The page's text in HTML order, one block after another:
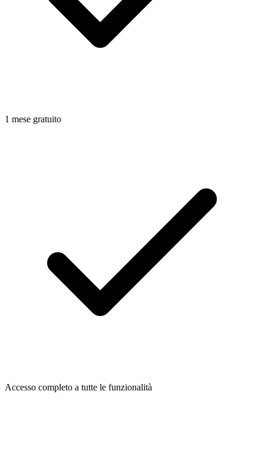
1 mese gratuito
Accesso completo a tutte le funzionalità